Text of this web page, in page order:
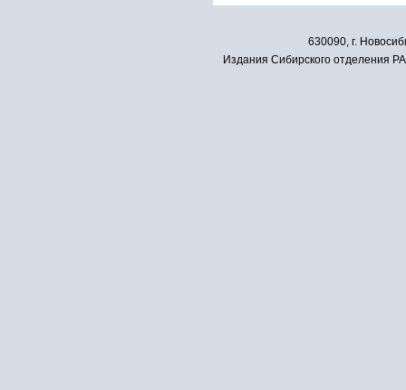
630090, г.
Издания Сибирского отделения